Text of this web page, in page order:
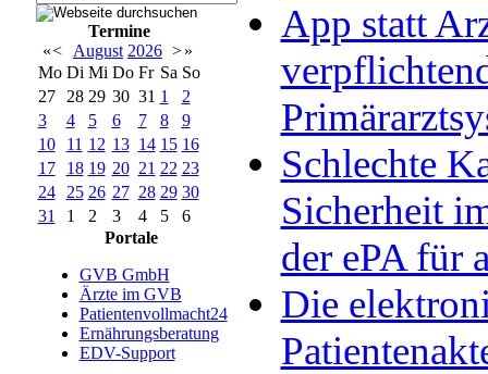
Termine
«< August 2026 >»
Mo Di Mi Do Fr Sa So
27
28 29 30 31 1
2
3
4 5 6 7 8
9
10
11 12 13 14 15 16
17
18 19 20 21 22 23
24
25 26 27 28 29 30
31
1 2 3 4 5
6
Portale
GVB GmbH
Ärzte im GVB
Patientenvollmacht24
Ernährungsberatung
EDV-Support
App statt
Schlechte
Sicherheit
der ePA für
Die